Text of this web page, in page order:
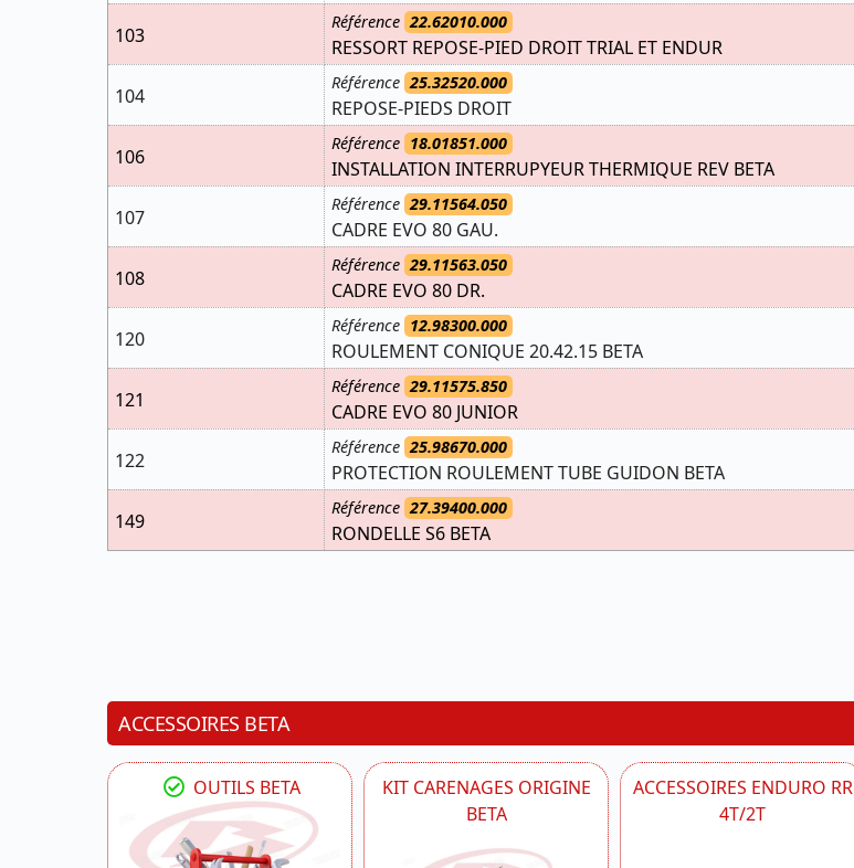
103
Référence 22.62010.000
RESSORT REPOSE-PIED DROIT TRIAL ET ENDUR
104
Référence 25.32520.000
REPOSE-PIEDS DROIT
106
Référence 18.01851.000
INSTALLATION INTERRUPYEUR THERMIQUE REV BETA
107
Référence 29.11564.050
CADRE EVO 80 GAU.
108
Référence 29.11563.050
CADRE EVO 80 DR.
120
Référence 12.98300.000
ROULEMENT CONIQUE 20.42.15 BETA
121
Référence 29.11575.850
CADRE EVO 80 JUNIOR
122
Référence 25.98670.000
PROTECTION ROULEMENT TUBE GUIDON BETA
149
Référence 27.39400.000
RONDELLE S6 BETA
ACCESSOIRES BETA
OUTILS BETA
KIT CARENAGES ORIGINE
BETA
ACCESSOIRES ENDURO RR
4T/2T